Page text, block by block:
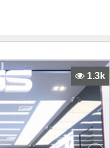
1.3k